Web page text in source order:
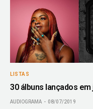
LISTAS
30 álbuns lançados
AUDIOGRAMA 08/07/2019